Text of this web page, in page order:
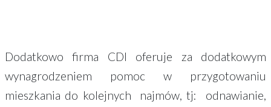
Dodatkowo firma CDI oferuje za dodatkowym
wynagrodzeniem pomoc w przygotowaniu
mieszkania do kolejnych najmów, tj: odnawianie,